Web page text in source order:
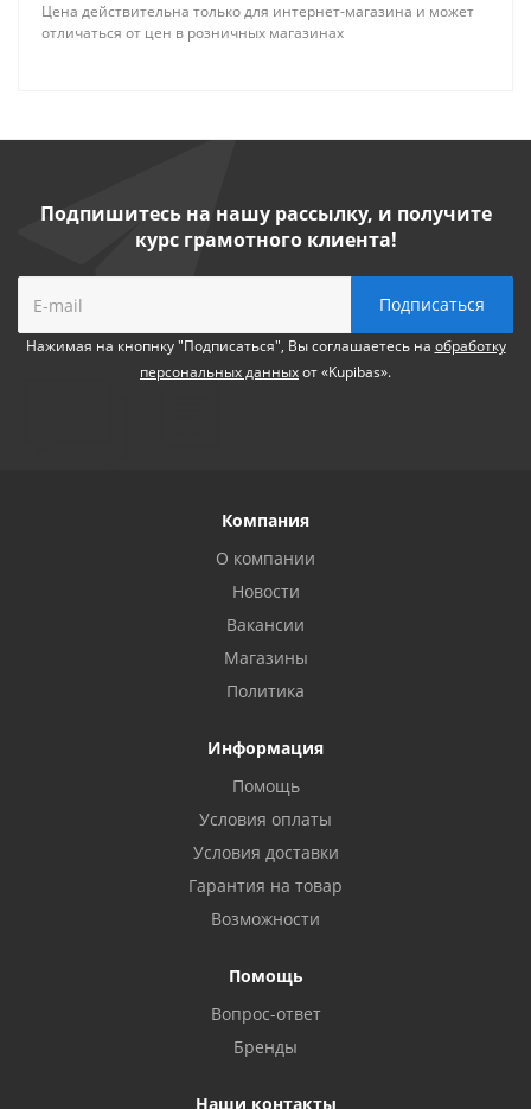
Цена действительна только для интернет-магазина и может
отличаться от цен в розничных магазинах
Подпишитесь на нашу рассылку, и получите
курс грамотного клиента!
Нажимая на кнопнку "Подписаться", Вы соглашаетесь на обработку
персональных данныхот «Kupibas».
Компания
О компании
Новости
Вакансии
Магазины
Политика
Информация
Помощь
Условия оплаты
Условия доставки
Гарантия на товар
Возможности
Помощь
Вопрос-ответ
Бренды
Наши контакты